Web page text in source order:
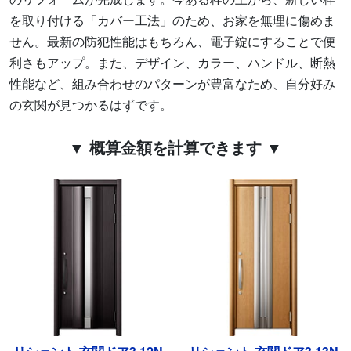
を取り付ける「カバー工法」のため、お家を無理に傷めま
せん。最新の防犯性能はもちろん、電子錠にすることで便
利さもアップ。また、デザイン、カラー、ハンドル、断熱
性能など、組み合わせのパターンが豊富なため、自分好み
の玄関が見つかるはずです。
▼ 概算金額を計算できます ▼